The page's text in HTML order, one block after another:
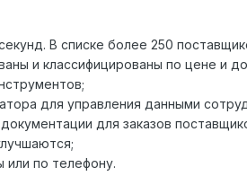
В списке более 250
и классифицированы по цене и
для управления данными
для заказов
по телефону.